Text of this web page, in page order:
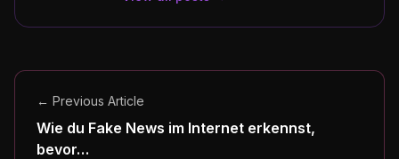
← Previous Article
Wie du Fake News im Internet erkennst,
bevor…